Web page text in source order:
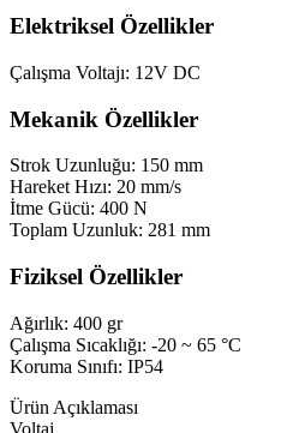
Elektriksel Özellikler
Çalışma Voltajı: 12V DC
Mekanik Özellikler
Strok Uzunluğu: 150 mm
Hareket Hızı: 20 mm/s
İtme Gücü: 400 N
Toplam Uzunluk: 281 mm
Fiziksel Özellikler
Ağırlık: 400 gr
Çalışma Sıcaklığı: -20 ~ 65 °C
Koruma Sınıfı: IP54
Ürün Açıklaması
Voltaj